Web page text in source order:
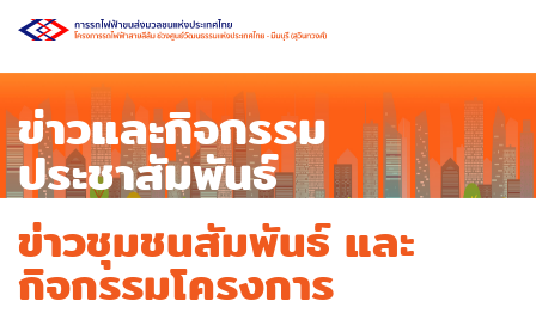
ข่าวและกิจกรรม
ประชาสัมพันธ์
ข่าวชุมชนสัมพันธ์ และ
กิจกรรมโครงการ